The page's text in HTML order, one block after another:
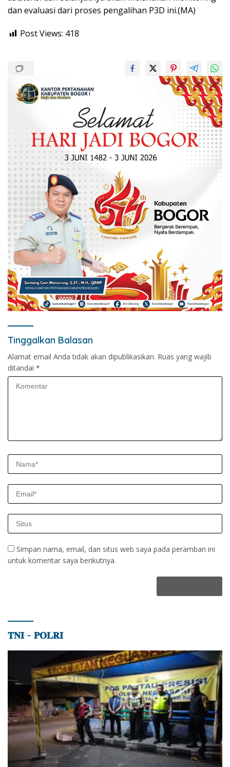
dan evaluasi dari proses pengalihan P3D ini.(MA)
Post Views: 418
Tinggalkan Balasan
Alamat email Anda tidak akan dipublikasikan. Ruas yang wajib
ditandai *
Simpan nama, email, dan situs web saya pada peramban ini
untuk komentar saya berikutnya.
𝐓𝐍𝐈 – 𝐏𝐎𝐋𝐑𝐈